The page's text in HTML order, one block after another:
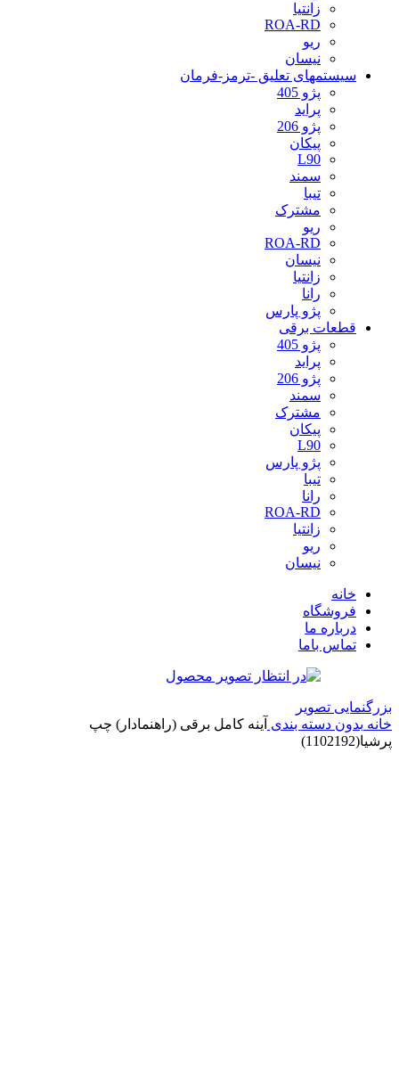
زانتیا
ROA-RD
ریو
نیسان
سیستمهای تعلیق -ترمز-فرمان
پژو 405
پراید
پژو 206
پیکان
L90
سمند
تیبا
مشترک
ریو
ROA-RD
نیسان
زانتیا
رانا
پژو پارس
قطعات برقی
پژو 405
پراید
پژو 206
سمند
مشترک
پیکان
L90
پژو پارس
تیبا
رانا
ROA-RD
زانتیا
ریو
نیسان
خانه
فروشگاه
درباره ما
تماس باما
بزرگنمایی تصویر
خانه بدون دسته بندی آینه کامل برقی (راهنمادار) چپ
پرشیا(1102192)